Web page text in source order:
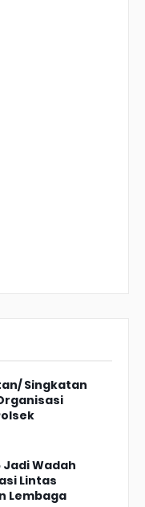
Singkatan
Jadi Wadah
Lintas
Lembaga